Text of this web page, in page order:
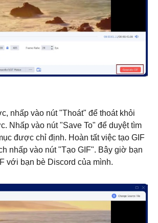
nhấp vào nút "Thoát" để thoát khỏi
Nhấp vào nút "Save To" để duyệt tìm
được chỉ định. Hoàn tất việc tạo GIF
nhấp vào nút "Tạo GIF". Bây giờ bạn
với bạn bè Discord của mình.